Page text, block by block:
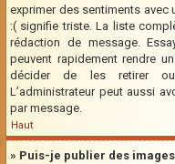
exprimer des sentiments avec
:( signifie triste. La liste
rédaction de message.
peuvent rapidement rendre
décider de les retirer ou
L’administrateur peut aussi
par message.
Haut
» Puis-je publier des